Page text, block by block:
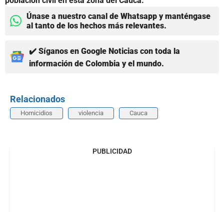
Únase a nuestro canal de Whatsapp y manténgase
al tanto de los hechos más relevantes.
✔️ Síganos en Google Noticias con toda la
información de Colombia y el mundo.
Relacionados
Homicidios violencia Cauca
PUBLICIDAD